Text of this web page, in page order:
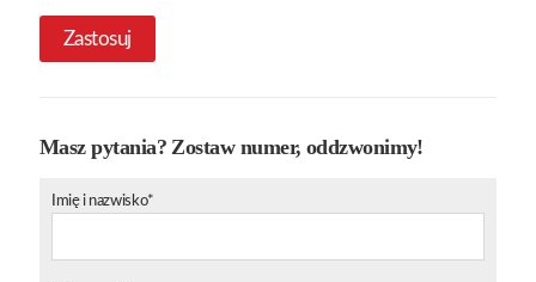
Zastosuj
Masz pytania? Zostaw numer, oddzwonimy!
Imię i nazwisko*